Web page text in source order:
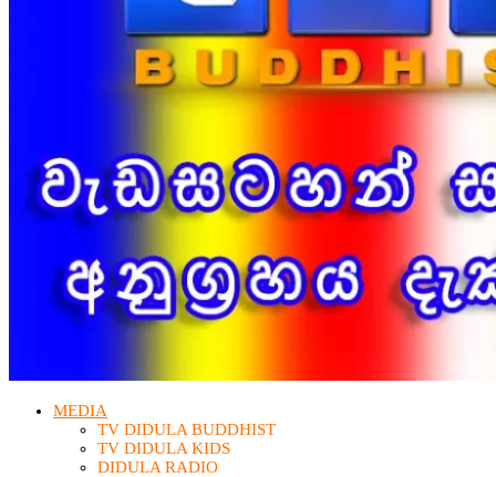
MEDIA
TV DIDULA BUDDHIST​
TV DIDULA KIDS
DIDULA RADIO